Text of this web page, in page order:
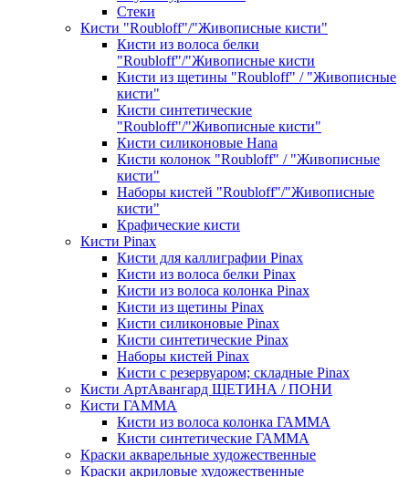
Стеки
Кисти "Roubloff"/"Живописные кисти"
Кисти из волоса белки
"Roubloff"/"Живописные кисти
Кисти из щетины "Roubloff" / "Живописные
кисти"
Кисти синтетические
"Roubloff"/"Живописные кисти"
Кисти силиконовые Hana
Кисти колонок "Roubloff" / "Живописные
кисти"
Наборы кистей "Roubloff"/"Живописные
кисти"
Крафические кисти
Кисти Pinax
Кисти для каллиграфии Pinax
Кисти из волоса белки Pinax
Кисти из волоса колонка Pinax
Кисти из щетины Pinax
Кисти силиконовые Pinax
Кисти синтетические Pinax
Наборы кистей Pinax
Кисти с резервуаром; складные Pinax
Кисти АртАвангард ЩЕТИНА / ПОНИ
Кисти ГАММА
Кисти из волоса колонка ГАММА
Кисти синтетические ГАММА
Краски акварельные художественные
Краски акриловые художественные